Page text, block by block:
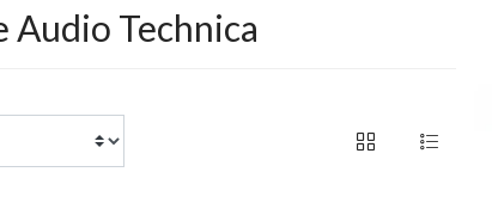
Audio Technica